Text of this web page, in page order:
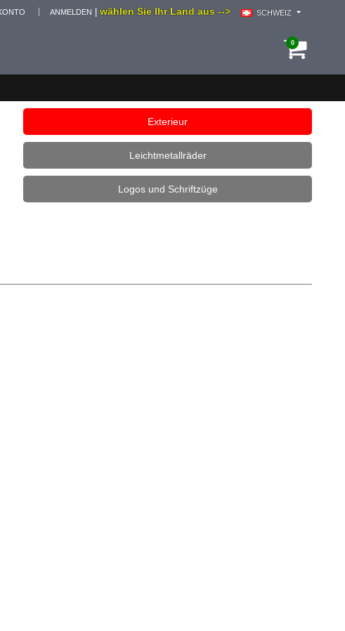
wählen Sie Ihr Land aus --> SCHWEIZ
ANMELDEN
0
Exterieur
Leichtmetallräder
Logos und Schriftzüge